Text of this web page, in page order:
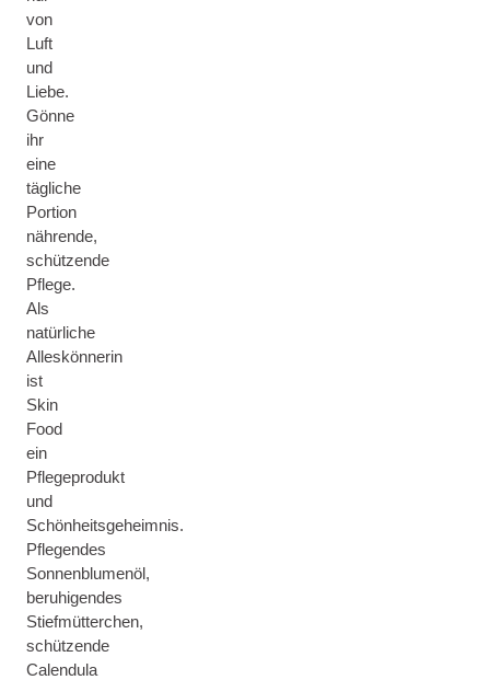
von
Luft
und
Liebe.
Gönne
ihr
eine
tägliche
Portion
nährende,
schützende
Pflege.
Als
natürliche
Alleskönnerin
ist
Skin
Food
ein
Pflegeprodukt
und
Schönheitsgeheimnis.
Pflegendes
Sonnenblumenöl,
beruhigendes
Stiefmütterchen,
schützende
Calendula